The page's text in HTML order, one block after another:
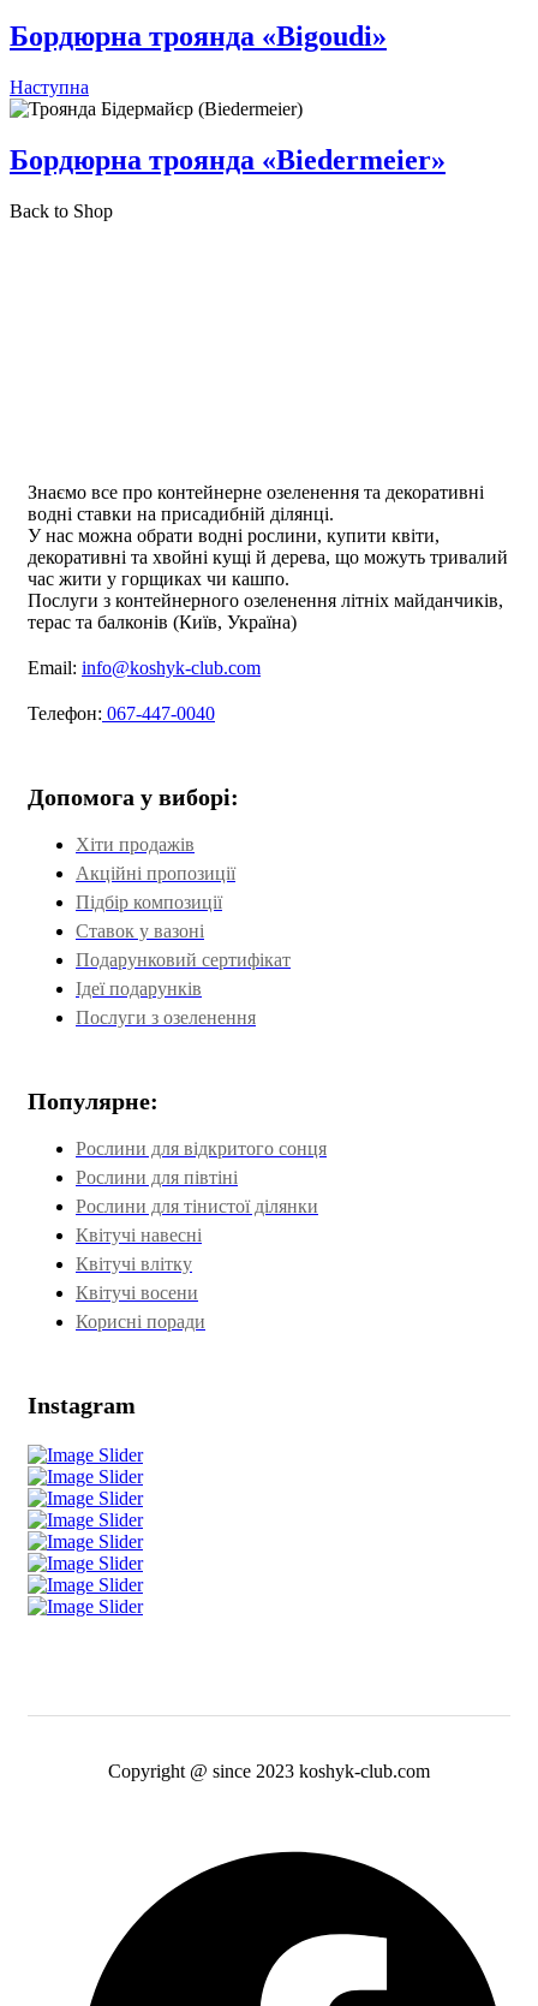
Бордюрна троянда «Bigoudi»
Наступна
Бордюрна троянда «Biedermeier»
Back to Shop
Знаємо все про контейнерне озеленення та декоративні
водні ставки на присадибній ділянці.
У нас можна обрати водні рослини, купити квіти,
декоративні та хвойні кущі й дерева, що можуть тривалий
час жити у горщиках чи кашпо.
Послуги з контейнерного озеленення літніх майданчиків,
терас та балконів (Київ, Україна)
Email: info@koshyk-club.com
Телефон: 067-447-0040
Допомога у виборі:
Хіти продажів
Акційні пропозиції
Підбір композиції
Ставок у вазоні
Подарунковий сертифікат
Ідеї подарунків
Послуги з озеленення
Популярне:
Рослини для відкритого сонця
Рослини для півтіні
Рослини для тінистої ділянки
Квітучі навесні
Квітучі влітку
Квітучі восени
Корисні поради
Instagram
Copyright @ since 2023 koshyk-club.com